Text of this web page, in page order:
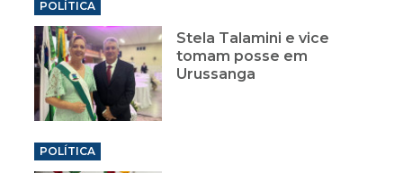
POLÍTICA
Stela Talamini e vice
tomam posse em
Urussanga
POLÍTICA